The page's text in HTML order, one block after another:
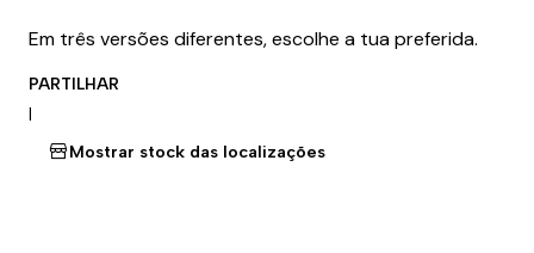
Em três versões diferentes, escolhe a tua preferida.
PARTILHAR
|
Mostrar stock das localizações